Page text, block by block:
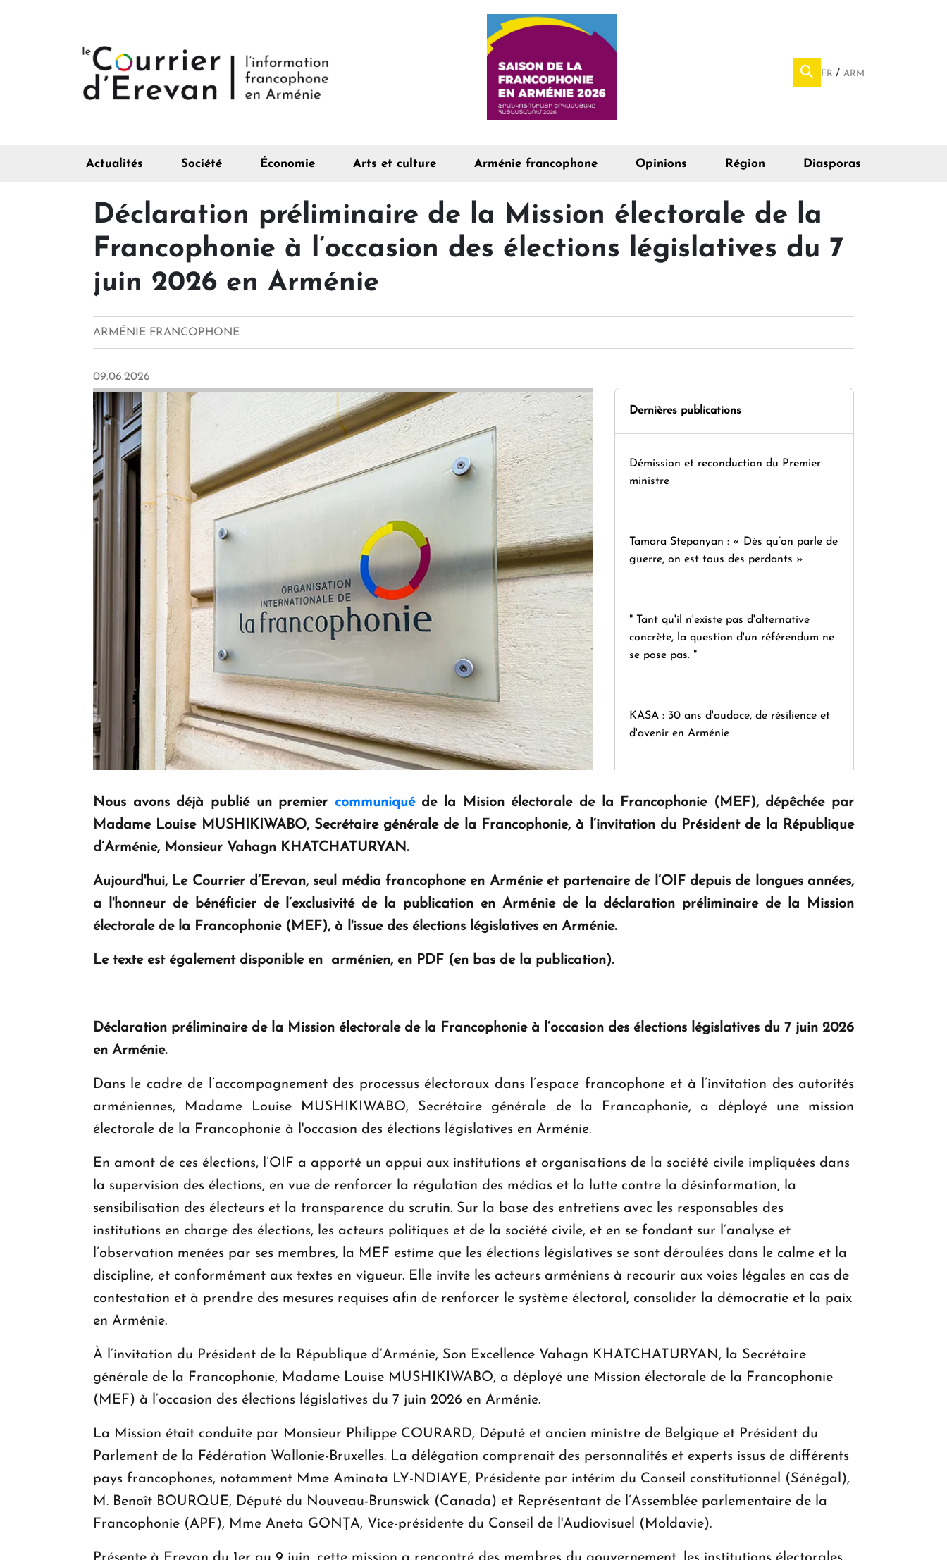
FR ARM
Actualités Société Économie Arts et culture Arménie francophone Opinions Région Diasporas
Déclaration préliminaire de la Mission électorale de la
Francophonie à l’occasion des élections législatives du 7
juin 2026 en Arménie
ARMÉNIE FRANCOPHONE
09.06.2026
Dernières publications
Démission et reconduction du Premier
ministre
Tamara Stepanyan : « Dès qu’on parle de
guerre, on est tous des perdants »
" Tant qu'il n'existe pas d'alternative
concrète, la question d'un référendum ne
se pose pas. "
KASA : 30 ans d'audace, de résilience et
d'avenir en Arménie
Le premier hôtel Hyatt Regency
d'Arménie ouvrira ses portes à Dilijan
Nous avons déjà publié un premier communiqué de la Mision électorale de la Francophonie (MEF), dépêchée par
Madame Louise MUSHIKIWABO, Secrétaire générale de la Francophonie, à l’invitation du Président de la République
d’Arménie, Monsieur Vahagn KHATCHATURYAN.
Aujourd'hui, Le Courrier d’Erevan, seul média francophone en Arménie et partenaire de l’OIF depuis de longues années,
a l'honneur de bénéficier de l’exclusivité de la publication en Arménie de la déclaration préliminaire de la Mission
électorale de la Francophonie (MEF), à l'issue des élections législatives en Arménie.
Le texte est également disponible en arménien, en PDF (en bas de la publication).
Déclaration préliminaire de la Mission électorale de la Francophonie à l’occasion des élections législatives du 7 juin 2026
en Arménie.
Dans le cadre de l’accompagnement des processus électoraux dans l’espace francophone et à l’invitation des autorités
arméniennes, Madame Louise MUSHIKIWABO, Secrétaire générale de la Francophonie, a déployé une mission
électorale de la Francophonie à l'occasion des élections législatives en Arménie.
En amont de ces élections, l’OIF a apporté un appui aux institutions et organisations de la société civile impliquées dans
la supervision des élections, en vue de renforcer la régulation des médias et la lutte contre la désinformation, la
sensibilisation des électeurs et la transparence du scrutin. Sur la base des entretiens avec les responsables des
institutions en charge des élections, les acteurs politiques et de la société civile, et en se fondant sur l’analyse et
l’observation menées par ses membres, la MEF estime que les élections législatives se sont déroulées dans le calme et la
discipline, et conformément aux textes en vigueur. Elle invite les acteurs arméniens à recourir aux voies légales en cas de
contestation et à prendre des mesures requises afin de renforcer le système électoral, consolider la démocratie et la paix
en Arménie.
À l’invitation du Président de la République d’Arménie, Son Excellence Vahagn KHATCHATURYAN, la Secrétaire
générale de la Francophonie, Madame Louise MUSHIKIWABO, a déployé une Mission électorale de la Francophonie
(MEF) à l’occasion des élections législatives du 7 juin 2026 en Arménie.
La Mission était conduite par Monsieur Philippe COURARD, Député et ancien ministre de Belgique et Président du
Parlement de la Fédération Wallonie-Bruxelles. La délégation comprenait des personnalités et experts issus de différents
pays francophones, notamment Mme Aminata LY-NDIAYE, Présidente par intérim du Conseil constitutionnel (Sénégal),
M. Benoît BOURQUE, Député du Nouveau-Brunswick (Canada) et Représentant de l’Assemblée parlementaire de la
Francophonie (APF), Mme Aneta GONȚA, Vice-présidente du Conseil de l'Audiovisuel (Moldavie).